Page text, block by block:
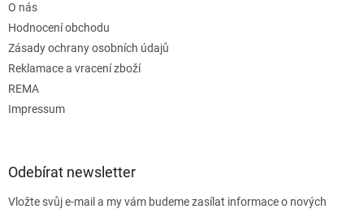
O nás
Hodnocení obchodu
Zásady ochrany osobních údajů
Reklamace a vracení zboží
REMA
Impressum
Odebírat newsletter
Vložte svůj e-mail a my vám budeme zasílat informace o nových